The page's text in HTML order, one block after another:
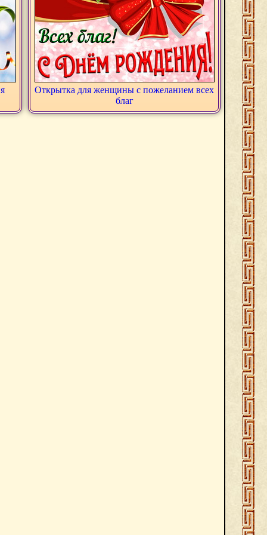
Открытка для женщины с пожеланием всех
благ